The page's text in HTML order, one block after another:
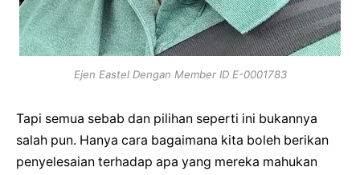
Ejen Eastel Dengan Member ID E-0001783
Tapi semua sebab dan pilihan seperti ini bukannya
salah pun. Hanya cara bagaimana kita boleh berikan
penyelesaian terhadap apa yang mereka mahukan